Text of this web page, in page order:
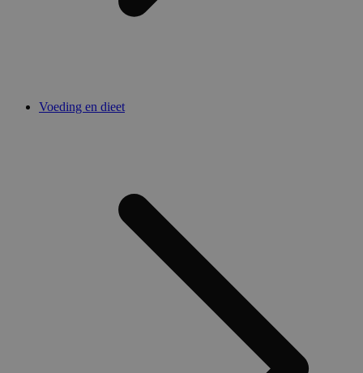
Voeding en dieet